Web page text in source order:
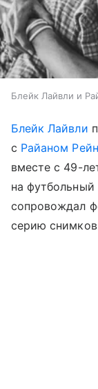
Блейк Лайвли и
Блейк Лайвли
с Райаном
вместе с 49-
на футбольный
сопровождал
серию